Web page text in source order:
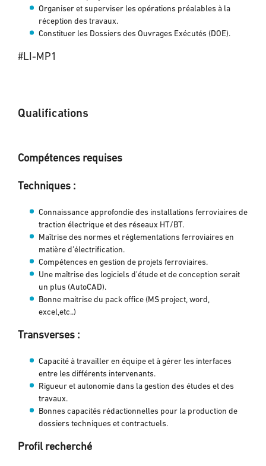
Organiser et superviser les opérations préalables à la
réception des travaux.
Constituer les Dossiers des Ouvrages Exécutés (DOE).
#LI-MP1
Qualifications
Compétences requises
Techniques :
Connaissance approfondie des installations ferroviaires de
traction électrique et des réseaux HT/BT.
Maîtrise des normes et réglementations ferroviaires en
matière d’électrification.
Compétences en gestion de projets ferroviaires.
Une maîtrise des logiciels d’étude et de conception serait
un plus (AutoCAD).
Bonne maitrise du pack office (MS project, word,
excel,etc..)
Transverses :
Capacité à travailler en équipe et à gérer les interfaces
entre les différents intervenants.
Rigueur et autonomie dans la gestion des études et des
travaux.
Bonnes capacités rédactionnelles pour la production de
dossiers techniques et contractuels.
Profil recherché